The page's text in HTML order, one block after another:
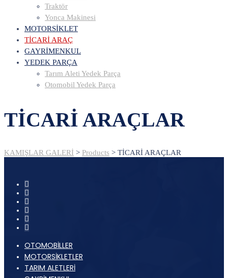
Traktör
Yonca Makinesi
MOTORSİKLET
TİCARİ ARAÇ
GAYRİMENKUL
YEDEK PARÇA
Tarım Aleti Yedek Parça
Otomobil Yedek Parça
TİCARİ ARAÇLAR
KAMIŞLAR GALERİ > Products > TİCARİ ARAÇLAR
OTOMOBİLLER
MOTORSİKLETLER
TARIM ALETLERİ